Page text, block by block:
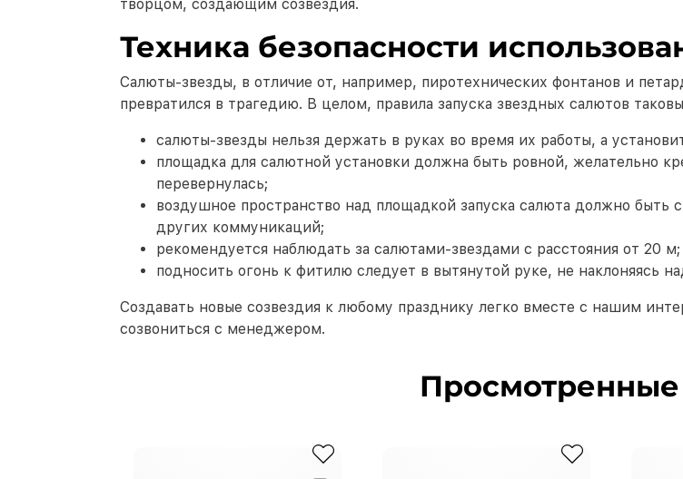
творцом, создающим созвездия.
Техника безопасности
Салюты-звезды, в отличие от, например, пиротехнических фонтанов и
превратился в трагедию. В целом, правила запуска звездных салютов
салюты-звезды нельзя держать в руках во время их работы, а
площадка для салютной установки должна быть ровной, желательно
перевернулась;
воздушное пространство над площадкой запуска салюта должно быть
других коммуникаций;
рекомендуется наблюдать за салютами-звездами с расстояния от 20 м;
подносить огонь к фитилю следует в вытянутой руке, не наклоняясь
Создавать новые созвездия к любому празднику легко вместе с нашим
созвониться с менеджером.